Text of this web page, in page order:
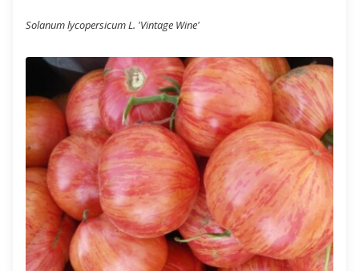
Solanum lycopersicum L. 'Vintage Wine'